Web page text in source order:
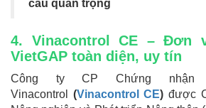
cầu quan trọng
4. Vinacontrol CE – Đơn
VietGAP toàn diện, uy tín
Công ty CP Chứng nhận
Vinacontrol
(Vinacontrol CE) được